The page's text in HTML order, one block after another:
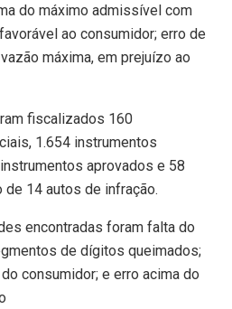
do máximo admissível com
ao consumidor; erro de
máxima, em prejuízo ao
fiscalizados 160
1.654 instrumentos
aprovados e 58
14 autos de infração.
encontradas foram falta do
de dígitos queimados;
consumidor; e erro acima do